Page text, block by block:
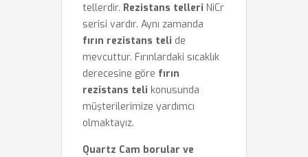
tellerdir. Rezistans telleri NiCr
serisi vardır. Aynı zamanda
fırın rezistans teli de
mevcuttur. Fırınlardaki sıcaklık
derecesine göre fırın
rezistans teli konusunda
müşterilerimize yardımcı
olmaktayız.
Quartz Cam borular ve